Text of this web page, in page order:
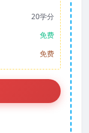
20学分
免费
免费